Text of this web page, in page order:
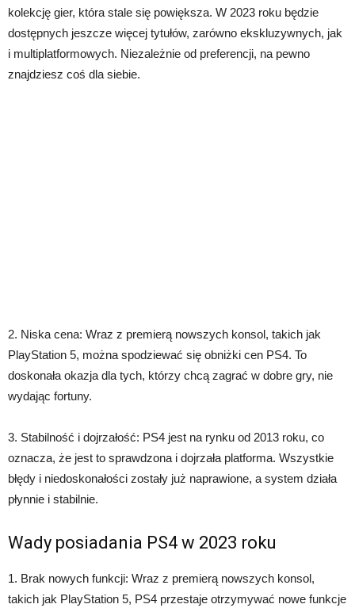
kolekcję gier, która stale się powiększa. W 2023 roku będzie
dostępnych jeszcze więcej tytułów, zarówno ekskluzywnych, jak
i multiplatformowych. Niezależnie od preferencji, na pewno
znajdziesz coś dla siebie.
2. Niska cena: Wraz z premierą nowszych konsol, takich jak
PlayStation 5, można spodziewać się obniżki cen PS4. To
doskonała okazja dla tych, którzy chcą zagrać w dobre gry, nie
wydając fortuny.
3. Stabilność i dojrzałość: PS4 jest na rynku od 2013 roku, co
oznacza, że jest to sprawdzona i dojrzała platforma. Wszystkie
błędy i niedoskonałości zostały już naprawione, a system działa
płynnie i stabilnie.
Wady posiadania PS4 w 2023 roku
1. Brak nowych funkcji: Wraz z premierą nowszych konsol,
takich jak PlayStation 5, PS4 przestaje otrzymywać nowe funkcje